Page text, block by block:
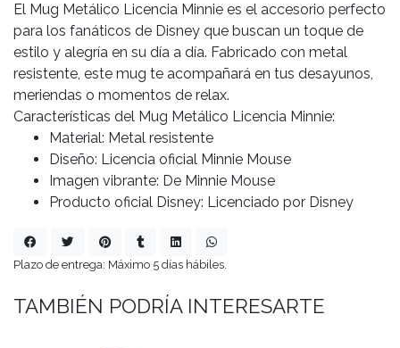
El Mug Metálico Licencia Minnie es el accesorio perfecto
para los fanáticos de Disney que buscan un toque de
estilo y alegría en su día a día. Fabricado con metal
resistente, este mug te acompañará en tus desayunos,
meriendas o momentos de relax.
Características del Mug Metálico Licencia Minnie:
Material: Metal resistente
Diseño: Licencia oficial Minnie Mouse
Imagen vibrante: De Minnie Mouse
Producto oficial Disney: Licenciado por Disney
Plazo de entrega: Máximo 5 días hábiles.
TAMBIÉN PODRÍA INTERESARTE